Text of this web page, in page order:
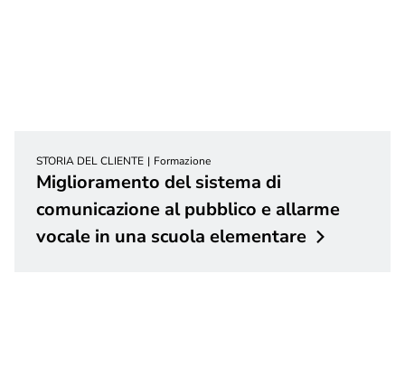
STORIA DEL CLIENTE Formazione
Miglioramento del sistema di
comunicazione al pubblico e allarme
vocale in una scuola elementare